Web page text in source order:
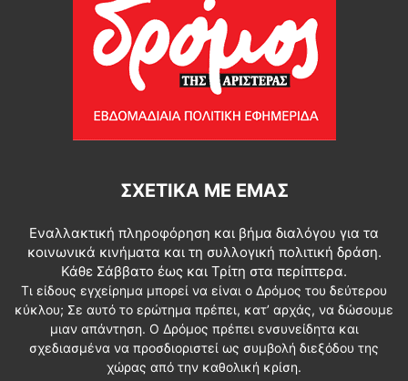
ΣΧΕΤΙΚΆ ΜΕ ΕΜΆΣ
Εναλλακτική πληροφόρηση και βήμα διαλόγου για τα
κοινωνικά κινήματα και τη συλλογική πολιτική δράση.
Κάθε Σάββατο έως και Τρίτη στα περίπτερα.
Τι είδους εγχείρημα μπορεί να είναι ο Δρόμος του δεύτερου
κύκλου; Σε αυτό το ερώτημα πρέπει, κατ’ αρχάς, να δώσουμε
μιαν απάντηση. Ο Δρόμος πρέπει ενσυνείδητα και
σχεδιασμένα να προσδιοριστεί ως συμβολή διεξόδου της
χώρας από την καθολική κρίση.